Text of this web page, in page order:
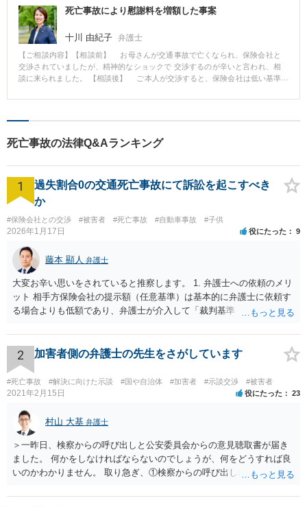
死亡事故により慰謝料を増額した事案
十川 由紀子 弁護士
【ご相談内容】【相談前】 お母さんが交通事故で亡くなられ、保険会社と
交渉されていましたが、精神的なショックで 交渉するのが辛いと言われ、相
談に来られました。 【相談後】 ご本人が交渉すると、保険会社は低い基準
が高額な損害額を提示したので、示談しました。 【弁護士のコメント】
ことをお勧めします。
死亡事故の法律Q&Aランキング
1
過失割合0の交通死亡事故にて訴訟を起こすべき
か
#保険会社との交渉 #被害者 #死亡事故 #自動車事故 #子供
2026年1月17日 役にたった 9
藤本 顯人 弁護士
大変お辛い思いをされていると推察します。 1. 弁護士への依頼のメリ
ット 相手方保険会社の提示額（任意基準）は基本的に弁護士に依頼す
る場合よりも低額であり、弁護士が介入して「裁判基準（弁護士基
いです。 2. 訴訟と示談交渉のメリット・デメリット 判決（訴訟）: 勝
訴判決まで至れば、本来の賠償額に加え「遅延損害金（事故時から発
生）」と「弁護士費用相当額（認容額の約1割）」が加算されます。
訴訟上の和解: 訴訟を起こしても、判決前に裁判所での「和解」で終わ
るケースが多いです。 この場合、遅延損害金や弁護士費用はカットさ
あります。 3. 逸失利益（将来の収入）の計算 未就学女児の場合、賃
金センサスの「男女全年齢平均賃金」などを用いて計算することが多
いです。 一般的に「大卒（22歳就労）」前提で計算した方が、「高卒
（18歳就労）」よりも総額が高くなる傾向にあります。 なお、それが
認められるかはご両親の学歴や教育方針や実際の教育状況がどうだっ
2 加害者側の弁護士の先生をさがしています
#死亡事故 #解決に向けた示談 #国や自治体 #加害者 #示談交渉 #被害者
2021年2月15日 役にたった 23
村山 大基 弁護士
＞一昨日、検察からの呼び出しと公安委員会からの意見聴取書が届き
ました。 何かをしなければならないのでしょうが、何をどうすれば良
いのかわかりません。 取り急ぎ、①検察からの呼び出しにはきちんと
いいと思います。 ＞示談と刑事の両方を相談できる弁護士の先生をさ